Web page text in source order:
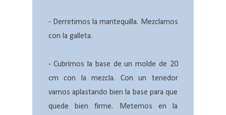
- Derretimos la mantequilla. Mezclamos
con la galleta.
- Cubrimos la base de un molde de 20
cm con la mezcla. Con un tenedor
vamos aplastando bien la base para que
quede bien firme. Metemos en la